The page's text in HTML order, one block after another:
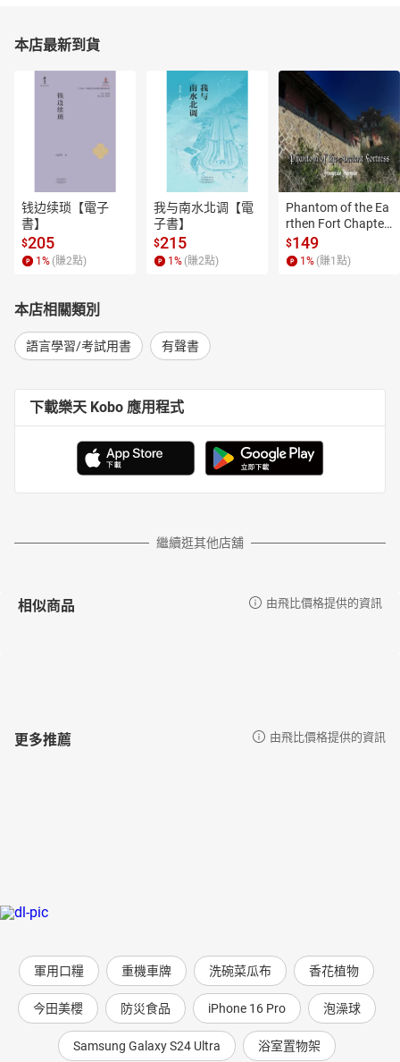
本店最新到貨
钱边续琐【電子
書】
$205
1 % (賺2點)
我与南水北调【電
子書】
$215
1 % (賺2點)
Phantom of the Ea
rthen Fort Chapter
4【有聲書】
$149
1 % (賺1 點)
本店相關類別
語言學習/考試用書 有聲書
下載樂天 Kobo 應用程式
繼續逛其他店舖
相似商品 由飛比價格提供的資訊
更多推薦 由飛比價格提供的資訊
軍用口糧 重機車牌 洗碗菜瓜布 香花植物
今田美櫻 防災食品 iPhone 16 Pro 泡澡球
Samsung Galaxy S24 Ultra 浴室置物架